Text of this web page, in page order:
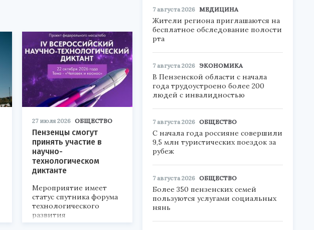
27 июля 2026 ОБЩЕСТВО
Пензенцы смогут
принять участие в
научно-
технологическом
диктанте
Мероприятие имеет
статус спутника форума
технологического
развития
«Технопром-2026».
7 августа 2026 МЕДИЦИНА
Жители региона приглашаются на
бесплатное обследование полости
рта
7 августа 2026 ЭКОНОМИКА
В Пензенской области с начала
года трудоустроено более 200
людей с инвалидностью
7 августа 2026 ОБЩЕСТВО
С начала года россияне совершили
9,5 млн туристических поездок за
рубеж
7 августа 2026 ОБЩЕСТВО
Более 350 пензенских семей
пользуются услугами социальных
нянь